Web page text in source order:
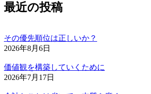
最近の投稿
その優先順位は正しいか？
2026年8月6日
価値観を構築していくために
2026年7月17日